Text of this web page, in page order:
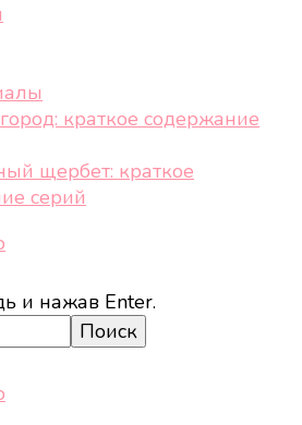
краткое содержание
щербет: краткое
серий
и кино, а также трендах,
спорте, стиле, отдыхе и
и нажав Enter.